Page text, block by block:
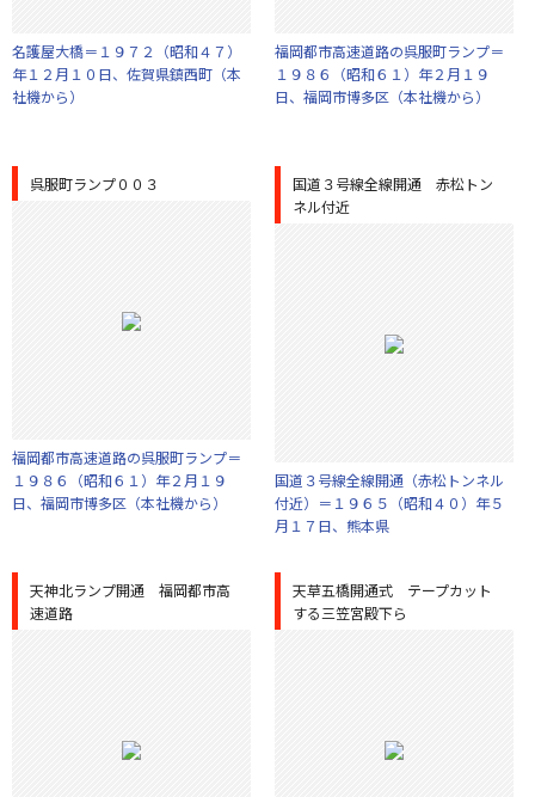
名護屋大橋＝１９７２（昭和４７）
年１２月１０日、佐賀県鎮西町（本
社機から）
福岡都市高速道路の呉服町ランプ＝
１９８６（昭和６１）年２月１９
日、福岡市博多区（本社機から）
呉服町ランプ００３
福岡都市高速道路の呉服町ランプ＝
１９８６（昭和６１）年２月１９
日、福岡市博多区（本社機から）
国道３号線全線開通 赤松トン
ネル付近
国道３号線全線開通（赤松トンネル
付近）＝１９６５（昭和４０）年５
月１７日、熊本県
天神北ランプ開通 福岡都市高
速道路
天草五橋開通式 テープカット
する三笠宮殿下ら